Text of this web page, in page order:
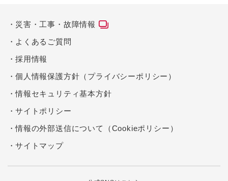
災害・工事・故障情報
よくあるご質問
採用情報
個人情報保護方針（プライバシーポリシー）
情報セキュリティ基本方針
サイトポリシー
情報の外部送信について（Cookieポリシー）
サイトマップ